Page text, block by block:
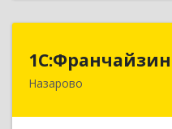
Назарово662200,